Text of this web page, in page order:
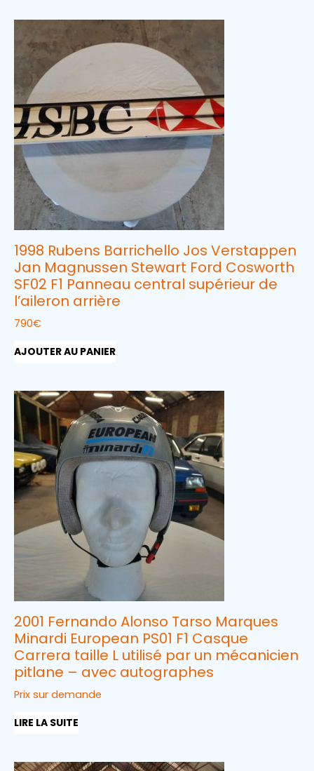
1998 Rubens Barrichello Jos Verstappen
Jan Magnussen Stewart Ford Cosworth
SF02 F1 Panneau central supérieur de
l’aileron arrière
790€
AJOUTER AU PANIER
2001 Fernando Alonso Tarso Marques
Minardi European PS01 F1 Casque
Carrera taille L utilisé par un mécanicien
pitlane – avec autographes
Prix sur demande
LIRE LA SUITE